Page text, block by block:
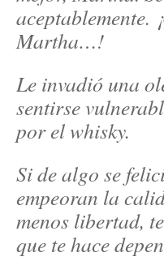
aceptablemente.
Martha…!
Le invadió una
sentirse
por el whisky.
Si de algo se
empeoran la
menos libertad,
que te hace